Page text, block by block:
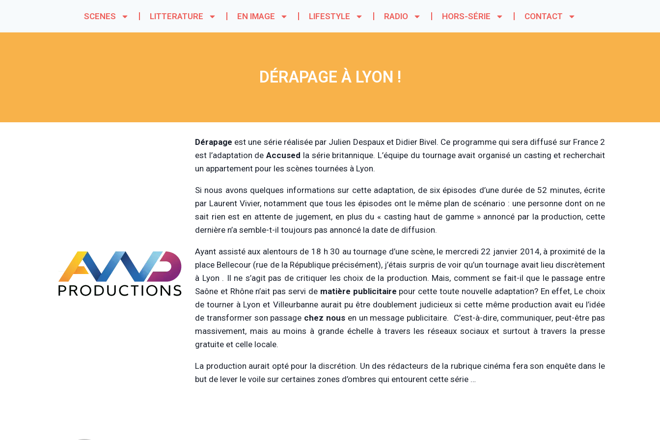
SCENES LITTERATURE EN IMAGE LIFESTYLE RADIO HORS-SÉRIE CONTACT
DÉRAPAGE À LYON !
Dérapage est une série réalisée par Julien Despaux et Didier Bivel. Ce programme qui sera diffusé sur France 2
est l’adaptation deAccused la série britannique. L’équipe du tournage avait organisé un casting et recherchait
un appartement pour les scènes tournées à Lyon.
Si nous avons quelques informations sur cette adaptation, de six épisodes d’une durée de 52 minutes, écrite
par Laurent Vivier, notamment que tous les épisodes ont le même plan de scénario : une personne dont on ne
sait rien est en attente de jugement, en plus du « casting haut de gamme » annoncé par la production, cette
dernière n’a semble-t-il toujours pas annoncé la date de diffusion.
Ayant assisté aux alentours de 18 h 30 au tournage d’une scène, le mercredi 22 janvier 2014, à proximité de la
place Bellecour (rue de la République précisément), j’étais surpris de voir qu’un tournage avait lieu discrètement
à Lyon . Il ne s’agit pas de critiquer les choix de la production. Mais, comment se fait-il que le passage entre
Saône et Rhône n’ait pas servi de matière publicitaire pour cette toute nouvelle adaptation? En effet, Le choix
de tourner à Lyon et Villeurbanne aurait pu être doublement judicieux si cette même production avait eu l’idée
de transformer son passage chez nousen un message publicitaire. C’est-à-dire, communiquer, peut-être pas
massivement, mais au moins à grande échelle à travers les réseaux sociaux et surtout à travers la presse
gratuite et celle locale.
La production aurait opté pour la discrétion. Un des rédacteurs de la rubrique cinéma fera son enquête dans le
but de lever le voile sur certaines zones d’ombres qui entourent cette série …